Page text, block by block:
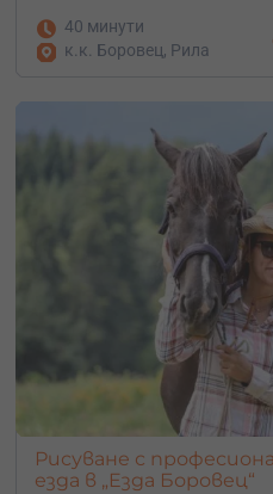
40 минути
к.к. Боровец, Рила
Рисуване с
езда в „Eзда Боровец“